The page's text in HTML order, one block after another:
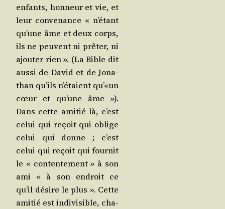
enfants, hon­neur et vie, et
leur conve­nance « n’é­tant
qu’une âme et deux corps,
ils ne peuvent ni prê­ter, ni
ajou­ter rien ». (La Bible dit
aus­si de David et de Jona­
than qu’ils n’é­taient qu’«un
cœur et qu’une âme »).
Dans cette ami­tié-là, c’est
celui qui reçoit qui oblige
celui qui donne ; c’est
celui qui reçoit qui four­nit
le « conten­te­ment » à son
ami « à son endroit ce
qu’il désire le plus ». Cette
ami­tié est indi­vi­sible, cha­